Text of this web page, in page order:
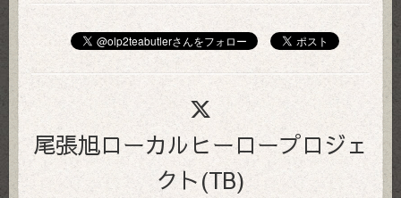
尾張旭ローカルヒーロープロジェ
クト(TB)